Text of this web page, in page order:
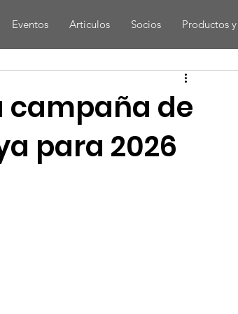
Eventos Articulos Socios Productos
campaña de
para 2026